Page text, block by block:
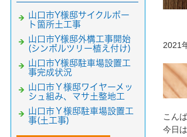
2021
こん
今日
山口市Y様邸サイクルポー
ト箇所土工事
山口市Y様邸外構工事開始
(シンボルツリー植え付け)
山口市Y様邸駐車場設置工
事完成状況
山口市Ｙ様邸ワイヤーメッ
シュ組み、マサ土整地工
山口市Ｙ様邸駐車場設置工
事(土工事)